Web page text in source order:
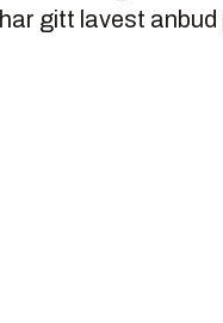
har gitt lavest